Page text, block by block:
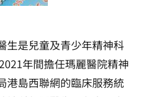
生是兒童及青少年精神科
年間擔任瑪麗醫院精神
港島西聯網的臨床服務統